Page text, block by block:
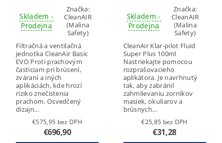
Skladem -
Prodejna
Značka:
CleanAIR
(Malina
Safety)
Filtračná a ventilačná
jednotka CleanAir Basic
EVO Proti prachovým
časticiam pri brúsení,
zváraní a iných
aplikáciách, kde hrozí
riziko znečistenia
prachom. Osvedčený
dizajn...
€575,95 bez DPH
€696,90
Skladem -
Prodejna
Značka:
CleanAIR
(Malina
Safety)
CleanAir Klar-pilot Fluid
Super Plus 100ml
Nastriekajte pomocou
rozprašovacieho
aplikátora. Je navrhnutý
tak, aby zabránil
zahmlievaniu zorníkov
masiek, okuliarov a
brúsnych...
€25,85 bez DPH
€31,28